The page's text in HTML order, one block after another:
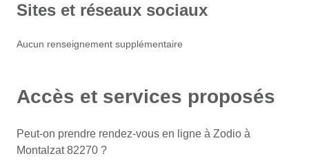
Sites et réseaux sociaux
Aucun renseignement supplémentaire
Accès et services proposés
Peut-on prendre rendez-vous en ligne à Zodio à
Montalzat 82270 ?